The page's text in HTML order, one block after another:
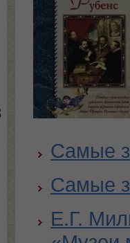
Самые
Самые
Е.Г.